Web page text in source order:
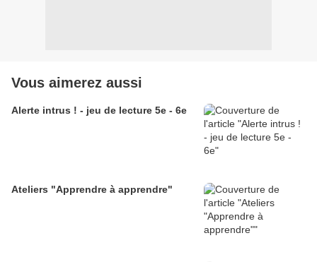
Vous aimerez aussi
Alerte intrus ! - jeu de lecture 5e - 6e
Ateliers "Apprendre à apprendre"